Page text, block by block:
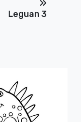
Leguan 3